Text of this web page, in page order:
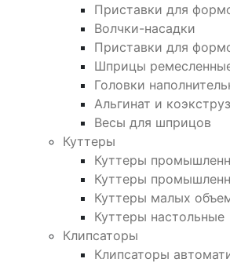
Приставки для
Волчки-насадки
Приставки для
Шприцы
Головки
Альгинат и
Весы для шприцов
Куттеры
Куттеры
Куттеры
Куттеры малых
Куттеры настольные
Клипсаторы
Клипсаторы